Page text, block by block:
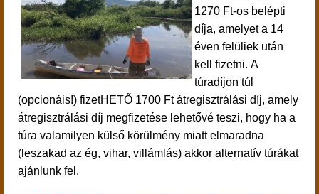
1270 Ft-os belépti
díja, amelyet a 14
éven felüliek után
kell fizetni. A
túradíjon túl
(opcionáis!) fizetHETŐ 1700 Ft átregisztrálási díj, amely
átregisztrálási díj megfizetése lehetővé teszi, hogy ha a
túra valamilyen külső körülmény miatt elmaradna
(leszakad az ég, vihar, villámlás) akkor alternatív túrákat
ajánlunk fel.